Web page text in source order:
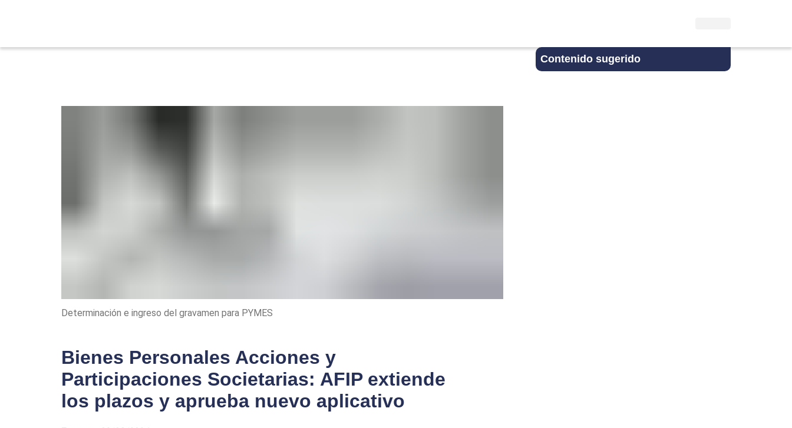
Contenido sugerido
Determinación e ingreso del gravamen para PYMES
Bienes Personales Acciones y
Participaciones Societarias: AFIP extiende
los plazos y aprueba nuevo aplicativo